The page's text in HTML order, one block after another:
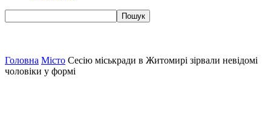
Головна Місто Сесію міськради в Житомирі зірвали невідомі
чоловіки у формі